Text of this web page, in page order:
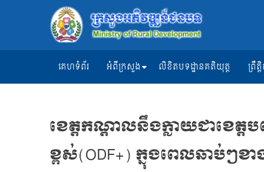
គេហទំព័រ អំពីក្រសួង លិខិតបទដ្ឋានគតិយុត្ត ព្រឹ
ខេត្តកណ្តាលនឹងក្លាយជាខេត្
ខ្ពស់(ODF+) ក្នុងពេលឆាប់ៗខ